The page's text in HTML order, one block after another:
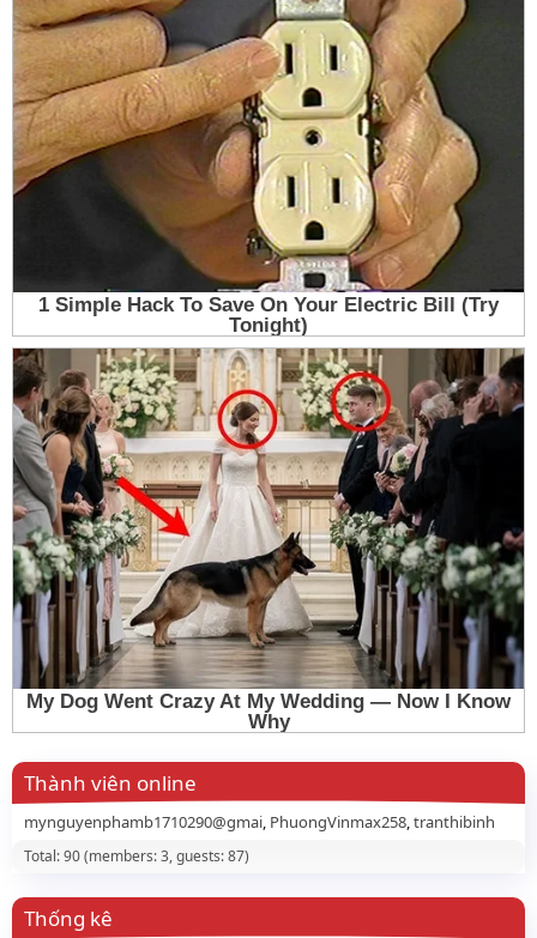
Thành viên online
mynguyenphamb1710290@gmai PhuongVinmax258 tranthibinh
Total: 90 (members: 3, guests: 87)
Thống kê